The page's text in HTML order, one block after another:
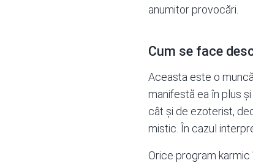
anumitor provocări.
Cum se face
Aceasta este o
manifestă ea în plus
cât și de ezoterist,
mistic. În cazul
Orice program